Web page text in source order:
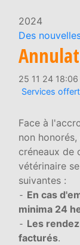
2024
Des
25 11 24
Services
Face à
non
créneaux de
vétérinaire
suivantes :
⁃ En cas
minima 24
⁃ Les
facturés.